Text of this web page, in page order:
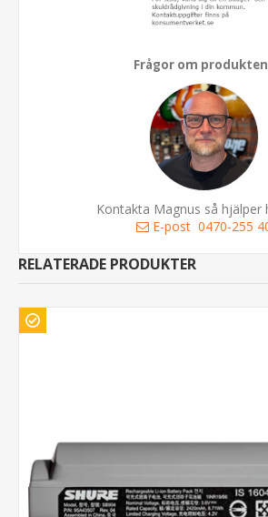
Frågor om
Kontakta Magnus så hjälper
E-post 0470-255
RELATERADE PRODUKTER